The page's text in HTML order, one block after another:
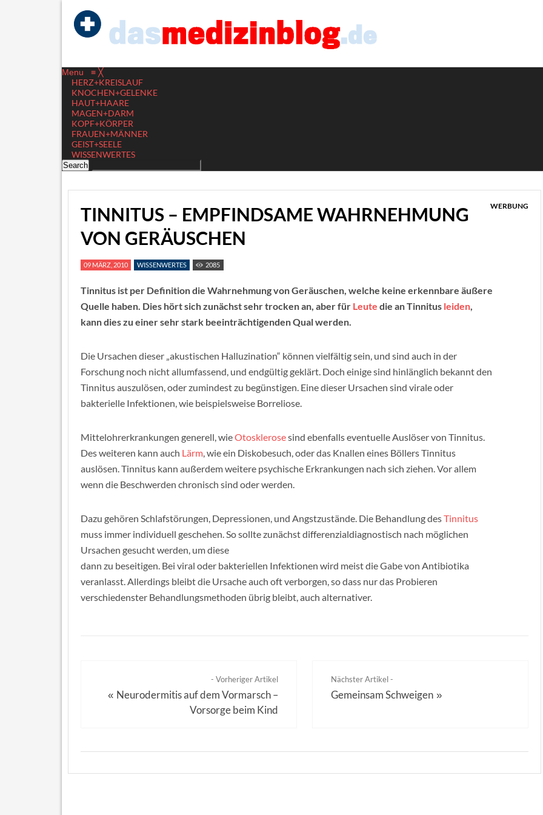
Menu ≡ ╳
HERZ+KREISLAUF
KNOCHEN+GELENKE
HAUT+HAARE
MAGEN+DARM
KOPF+KÖRPER
FRAUEN+MÄNNER
GEIST+SEELE
WISSENWERTES
TINNITUS – EMPFINDSAME WAHRNEHMUNG
VON GERÄUSCHEN
WERBUNG
09 MÄRZ, 2010 WISSENWERTES 2085
Tinnitus ist per Definition die Wahrnehmung von Geräuschen, welche keine erkennbare äußere
Quelle haben. Dies hört sich zunächst sehr trocken an, aber für Leute die an Tinnitus leiden,
kann dies zu einer sehr stark beeinträchtigenden Qual werden.
Die Ursachen dieser „akustischen Halluzination“ können vielfältig sein, und sind auch in der
Forschung noch nicht allumfassend, und endgültig geklärt. Doch einige sind hinlänglich bekannt den
Tinnitus auszulösen, oder zumindest zu begünstigen. Eine dieser Ursachen sind virale oder
bakterielle Infektionen, wie beispielsweise Borreliose.
Mittelohrerkrankungen generell, wieOtosklerosesind ebenfalls eventuelle Auslöser von Tinnitus.
Des weiteren kann auch Lärm, wie ein Diskobesuch, oder das Knallen eines Böllers Tinnitus
auslösen. Tinnitus kann außerdem weitere psychische Erkrankungen nach sich ziehen. Vor allem
wenn die Beschwerden chronisch sind oder werden.
Dazu gehören Schlafstörungen, Depressionen, und Angstzustände. Die Behandlung desTinnitus
muss immer individuell geschehen. So sollte zunächst differenzialdiagnostisch nach möglichen
Ursachen gesucht werden, um diese
dann zu beseitigen. Bei viral oder bakteriellen Infektionen wird meist die Gabe von Antibiotika
veranlasst. Allerdings bleibt die Ursache auch oft verborgen, so dass nur das Probieren
verschiedenster Behandlungsmethoden übrig bleibt, auch alternativer.
- Vorheriger Artikel
« Neurodermitis auf dem Vormarsch –
Vorsorge beim Kind
Nächster Artikel -
Gemeinsam Schweigen »